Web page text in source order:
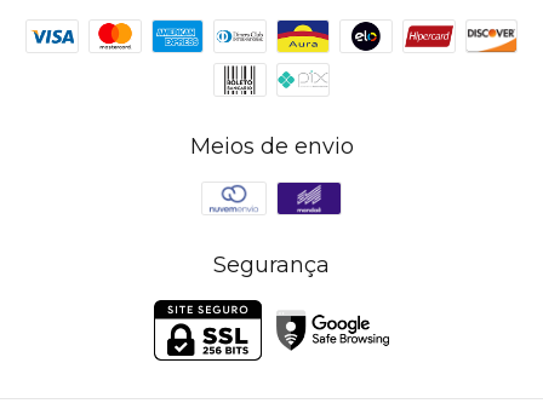
Meios de envio
Segurança